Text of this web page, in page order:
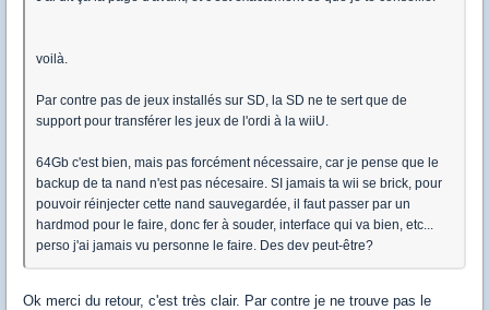
voilà.
Par contre pas de jeux installés sur SD, la SD ne te sert que de
support pour transférer les jeux de l'ordi à la wiiU.
64Gb c'est bien, mais pas forcément nécessaire, car je pense que le
backup de ta nand n'est pas nécesaire. SI jamais ta wii se brick, pour
pouvoir réinjecter cette nand sauvegardée, il faut passer par un
hardmod pour le faire, donc fer à souder, interface qui va bien, etc...
perso j'ai jamais vu personne le faire. Des dev peut-être?
Ok merci du retour, c'est très clair. Par contre je ne trouve pas le